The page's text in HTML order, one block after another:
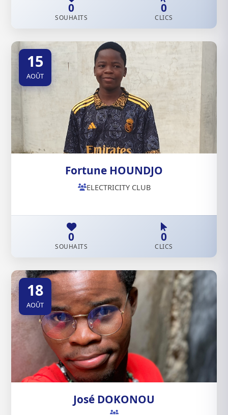
0
SOUHAITS
0
CLICS
15
AOÛT
Fortune HOUNDJO
ELECTRICITY CLUB
0
SOUHAITS
0
CLICS
18
AOÛT
José DOKONOU